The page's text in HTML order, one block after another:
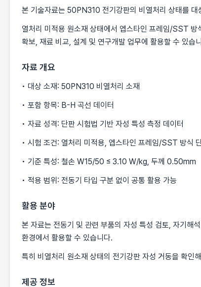
본 기술자료는 50PN310 전기강판의 비열처리 상태를
열처리 미적용 원소재 상태에서 엡스타인 프레임/SST 방
확보, 재료 비교, 설계 및 연구개발 업무에 활용할 수 있습
자료 개요
• 대상 소재: 50PN310 비열처리 소재
• 포함 항목: B-H 곡선 데이터
• 자료 성격: 단판 시험법 기반 자성 특성 측정 데이터
• 시험 조건: 열처리 미적용, 엡스타인 프레임/SST 방식
• 기준 특성: 철손 W15/50 ≤ 3.10 W/kg, 두께 0.50mm
• 적용 범위: 전동기 타입 구분 없이 공통 활용 가능
활용 분야
본 자료는 전동기 및 관련 부품의 자성 특성 검토, 자기해
환경에서 활용할 수 있습니다.
특히 비열처리 원소재 상태의 전기강판 자성 거동을 확인
제공 정보